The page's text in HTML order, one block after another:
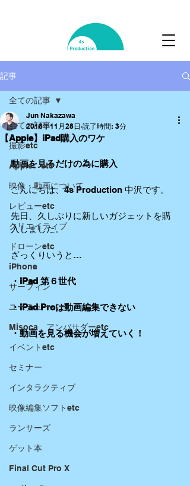
記事
全ての記事
撮影etc
Apple etc
映像・動画について
レビューetc
クリエイティブ
ドローンetc
iPhone
サーフィン
ユーチューバー
Misoca アンバサダーetc
イベントetc
セミナー
インタラクティブ
映像編集ソフトetc
ランサーズ
ゲット本
Final Cut Pro X
全ての記事
【Apple】iPad購入のワケ
Jun Nakazawa
2018年11月28日 読了時間: 3分
動画を見るだけの為に購入
こんにちは、4s Production 中沢です。
先日、久しぶりに新しいガジェットを購
入しました。
ざっくりいうと…
・iPad 第６世代
・iPad Proは動画編集できない
・動画を見る機会が増えていく！